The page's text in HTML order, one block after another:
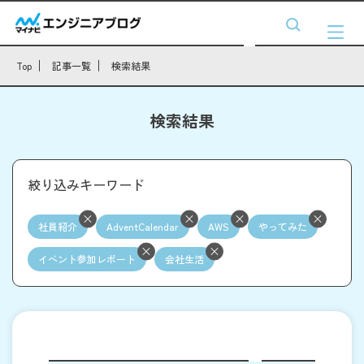
Top 記事一覧 検索結果
検索結果
絞り込みキーワード
社員紹介 AdventCalendar AWS やってみた
イベント参加レポート 会社生活